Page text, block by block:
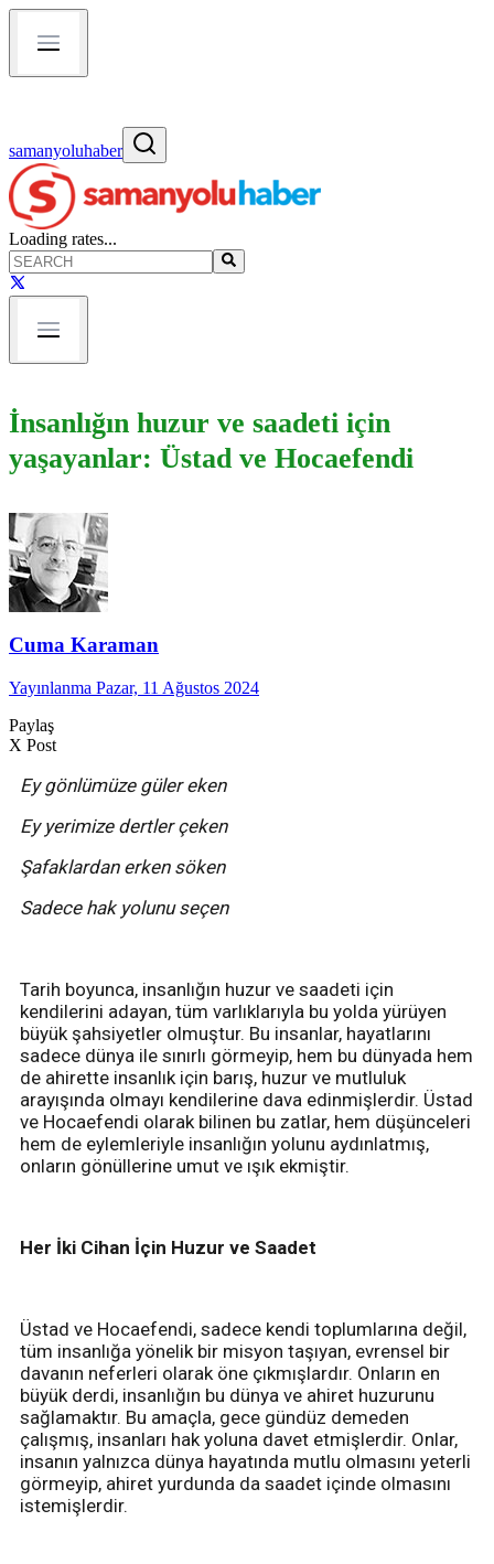
samanyoluhaber
Loading rates...
İnsanlığın huzur ve saadeti için
yaşayanlar: Üstad ve Hocaefendi
Cuma Karaman
Yayınlanma Pazar, 11 Ağustos 2024
Paylaş
X Post
Ey gönlümüze güler eken
Ey yerimize dertler çeken
Şafaklardan erken söken
Sadece hak yolunu seçen
Tarih boyunca, insanlığın huzur ve saadeti için
kendilerini adayan, tüm varlıklarıyla bu yolda yürüyen
büyük şahsiyetler olmuştur. Bu insanlar, hayatlarını
sadece dünya ile sınırlı görmeyip, hem bu dünyada hem
de ahirette insanlık için barış, huzur ve mutluluk
arayışında olmayı kendilerine dava edinmişlerdir. Üstad
ve Hocaefendi olarak bilinen bu zatlar, hem düşünceleri
hem de eylemleriyle insanlığın yolunu aydınlatmış,
onların gönüllerine umut ve ışık ekmiştir.
Her İki Cihan İçin Huzur ve Saadet
Üstad ve Hocaefendi, sadece kendi toplumlarına değil,
tüm insanlığa yönelik bir misyon taşıyan, evrensel bir
davanın neferleri olarak öne çıkmışlardır. Onların en
büyük derdi, insanlığın bu dünya ve ahiret huzurunu
sağlamaktır. Bu amaçla, gece gündüz demeden
çalışmış, insanları hak yoluna davet etmişlerdir. Onlar,
insanın yalnızca dünya hayatında mutlu olmasını yeterli
görmeyip, ahiret yurdunda da saadet içinde olmasını
istemişlerdir.